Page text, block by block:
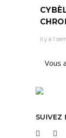
Il y a 1
Vous
SUIVEZ